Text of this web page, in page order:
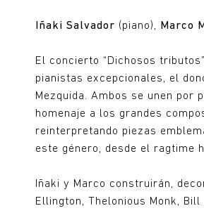
Iñaki Salvador (piano), Marco
El concierto “Dichosos
pianistas excepcionales, el
Mezquida. Ambos se unen por
homenaje a los grandes
reinterpretando piezas
este género, desde el ragtime
Iñaki y Marco construirán,
Ellington, Thelonious Monk,